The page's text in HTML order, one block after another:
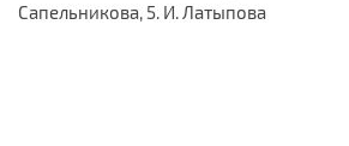
Сапельникова, 5. И. Латыпова